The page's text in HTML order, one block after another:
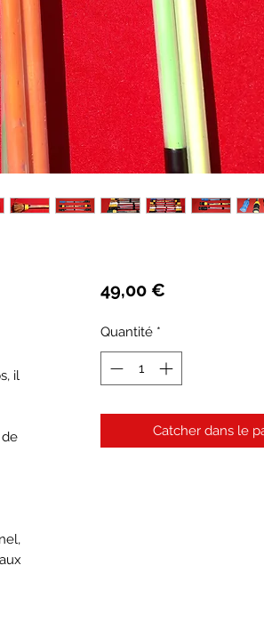
il
49,00 €Prix
Quantité *
Catcher dans le